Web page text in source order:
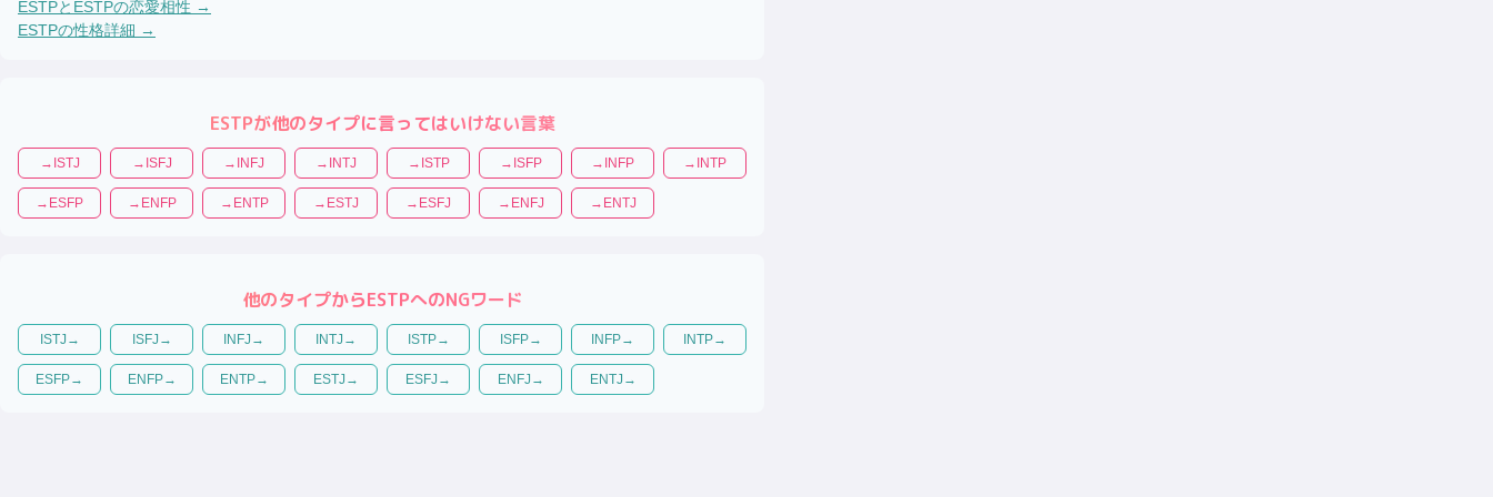
ESTPと ESTPの恋愛相性 →
ESTPの性格詳細 →
ESTPが他のタイプに言ってはいけない言葉
→ ISTJ → ISFJ → INFJ → INTJ → ISTP → ISFP → INFP → INTP
→ ESFP → ENFP → ENTP → ESTJ → ESFJ → ENFJ → ENTJ
他のタイプからESTPへのNGワード
ISTJ → ISFJ → INFJ → INTJ → ISTP→ ISFP→ INFP→ INTP→
ESFP→ ENFP→ ENTP→ ESTJ → ESFJ → ENFJ → ENTJ →